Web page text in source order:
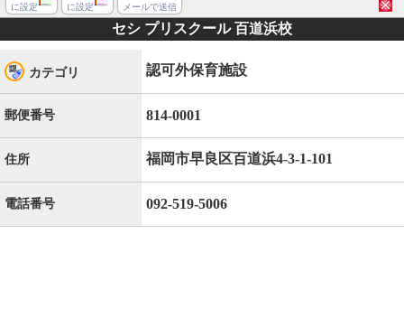
に設定
に設定
メールで送信
セシ プリスクール 百道浜校
カテゴリ 認可外保育施設
郵便番号 814-0001
住所 福岡市早良区百道浜4-3-1-101
電話番号 092-519-5006